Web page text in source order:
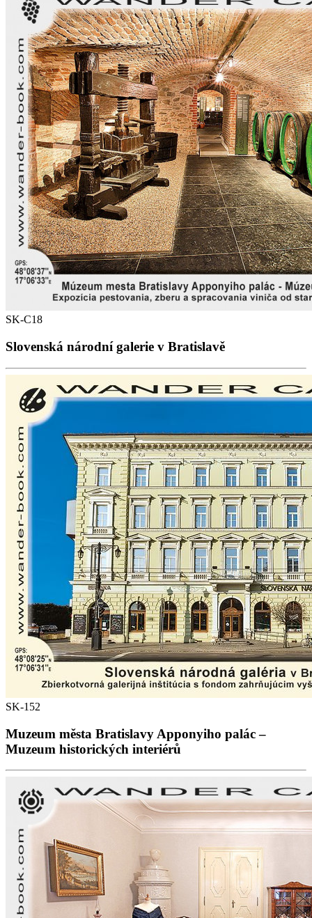
SK-C18
Slovenská národní galerie v Bratislavě
SK-152
Muzeum města Bratislavy Apponyiho palác –
Muzeum historických interiérů